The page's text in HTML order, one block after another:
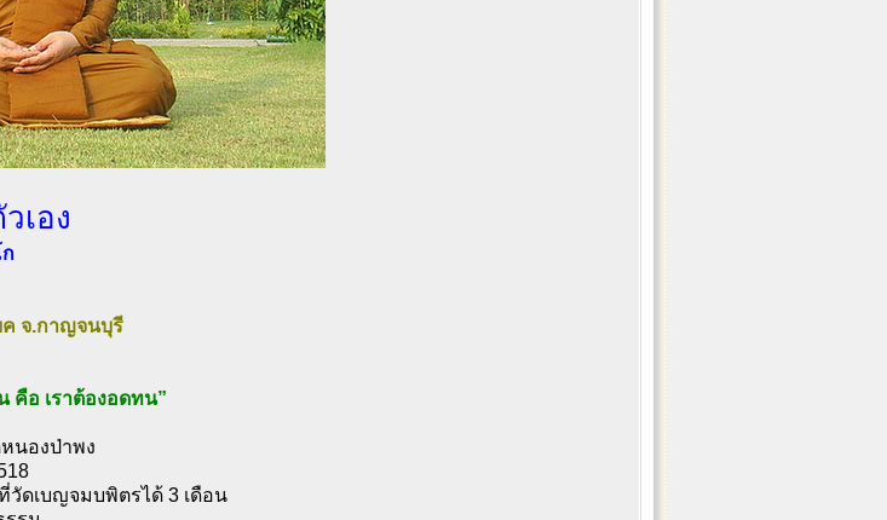
เอง
ค จ.กาญจนบุรี
คือ เราต้องอดทน”
นองป่าพง
ดเบญจมบพิตรได้ 3 เดือน